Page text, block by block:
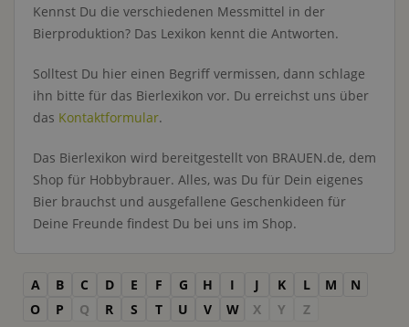
Kennst Du die verschiedenen Messmittel in der
Bierproduktion? Das Lexikon kennt die Antworten.
Solltest Du hier einen Begriff vermissen, dann schlage
ihn bitte für das Bierlexikon vor. Du erreichst uns über
das Kontaktformular.
Das Bierlexikon wird bereitgestellt von BRAUEN.de, dem
Shop für Hobbybrauer. Alles, was Du für Dein eigenes
Bier brauchst und ausgefallene Geschenkideen für
Deine Freunde findest Du bei uns im Shop.
A B C D E F G H I J K L M
N
O
P Q R S T U V W X Y Z